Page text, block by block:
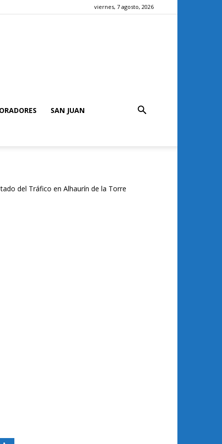
viernes, 7 agosto, 2026
SAN JUAN
del Tráfico en Alhaurín de la Torre